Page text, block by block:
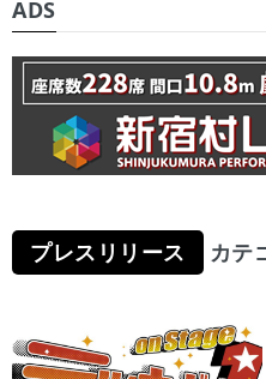
ADS
プレスリリース カテ